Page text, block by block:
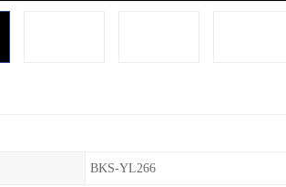
BKS-YL266